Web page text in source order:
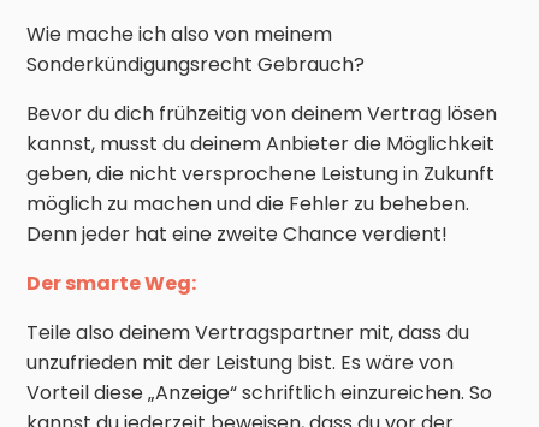
Wie mache ich also von meinem
Sonderkündigungsrecht Gebrauch?
Bevor du dich frühzeitig von deinem Vertrag lösen
kannst, musst du deinem Anbieter die Möglichkeit
geben, die nicht versprochene Leistung in Zukunft
möglich zu machen und die Fehler zu beheben.
Denn jeder hat eine zweite Chance verdient!
Der smarte Weg:
Teile also deinem Vertragspartner mit, dass du
unzufrieden mit der Leistung bist. Es wäre von
Vorteil diese „Anzeige“ schriftlich einzureichen. So